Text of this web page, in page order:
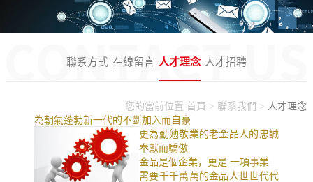
聯系方式 在線留言 人才理念 人才招聘
您的當前位置:首頁 > 聯系我們 > 人才理念
為朝氣蓬勃新一代的不斷加入而自豪
更為勤勉敬業的老金品人的忠誠
奉獻而驕傲
金品是個企業，更是 一項事業
需要千千萬萬的金品人世世代代